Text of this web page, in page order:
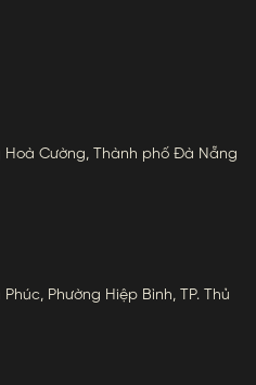
Hoà Cường, Thành phố Đà Nẵng
Phường Hiệp Bình, TP. Thủ